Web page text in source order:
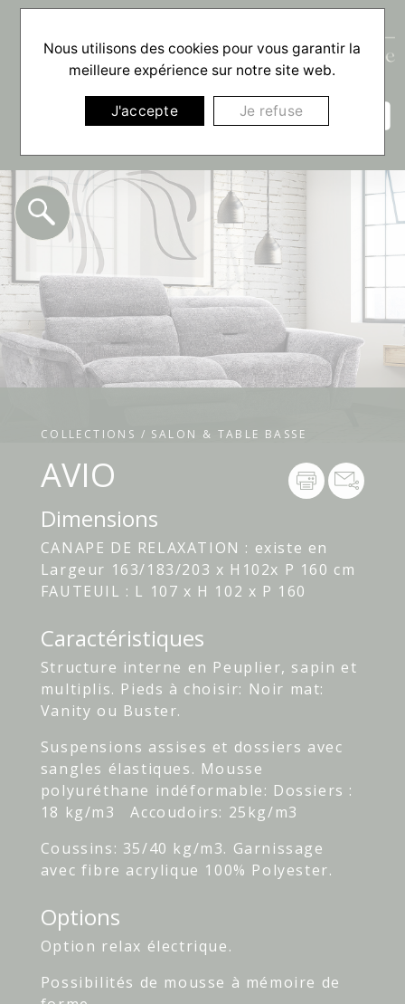
☰
COLLECTIONS / SALON & TABLE BASSE
AVIO
Dimensions
CANAPE DE RELAXATION : existe en
Largeur 163/183/203 x H102x P 160 cm
FAUTEUIL : L 107 x H 102 x P 160
Caractéristiques
Structure interne en Peuplier, sapin et
multiplis. Pieds à choisir: Noir mat:
Vanity ou Buster.
Suspensions assises et dossiers avec
sangles élastiques. Mousse
polyuréthane indéformable: Dossiers :
18 kg/m3 Accoudoirs: 25kg/m3
Coussins: 35/40 kg/m3. Garnissage
avec fibre acrylique 100% Polyester.
Options
Option relax électrique.
Possibilités de mousse à mémoire de
Nous utilisons des cookies pour vous garantir la
meilleure expérience sur notre site web.
J'accepte Je refuse